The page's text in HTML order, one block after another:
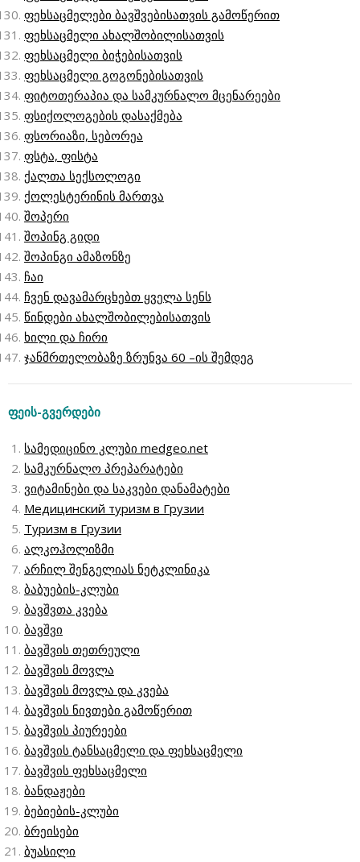
ფეხსაცმელები ბავშვებისათვის გამოწერით
ფეხსაცმელი ახალშობილისათვის
ფეხსაცმელი ბიჭებისათვის
ფეხსაცმელი გოგონებისათვის
ფიტოთერაპია და სამკურნალო მცენარეები
ფსიქოლოგების დასაქმება
ფსორიაზი, სებორეა
ფსტა, ფისტა
ქალთა სექსოლოგი
ქოლესტერინის მართვა
შოპერი
შოპინგ გიდი
შოპინგი ამაზონზე
ჩაი
ჩვენ დავამარცხებთ ყველა სენს
წინდები ახალშობილებისათვის
ხილი და ჩირი
ჯანმრთელობაზე ზრუნვა 60 –ის შემდეგ
ფეის-გვერდები
სამედიცინო კლუბი medgeo.net
სამკურნალო პრეპარატები
ვიტამინები და საკვები დანამატები
Медицинский туризм в Грузии
Туризм в Грузии
ალკოჰოლიზმი
არჩილ შენგელიას ნეტკლინიკა
ბაბუების-კლუბი
ბავშვთა კვება
ბავშვი
ბავშვის თეთრეული
ბავშვის მოვლა
ბავშვის მოვლა და კვება
ბავშვის ნივთები გამოწერით
ბავშვის პიურეები
ბავშვის ტანსაცმელი და ფეხსაცმელი
ბავშვის ფეხსაცმელი
ბანდაჟები
ბებიების-კლუბი
ბრეისები
ბუასილი